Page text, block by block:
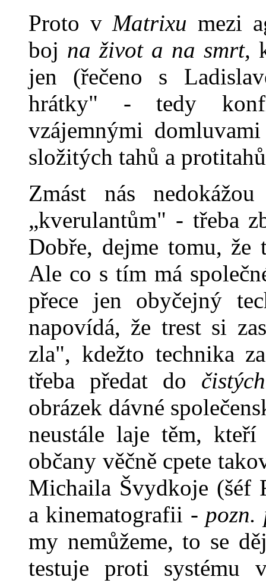
Proto vMatrixu mezi
boj na život a na smrt,
jen (řeče­no s
hrátky" - tedy
vzájemnými
složitých tahů a
Zmást nás
„kveru­lantům" - třeba
Dobře, dej­me tomu, že
Ale co s tím má
přece jen obyčejný
napovídá, že trest si
zla", kdežto technika
třeba předat do
obrázek dávné
neustále laje těm,
občany věčně cpete
Michaila Švydkoje (šéf
a kinematografii - pozn.
my nemůžeme, to se
testuje proti systému